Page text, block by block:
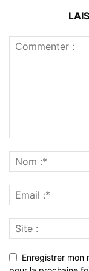
Enregistrer mon